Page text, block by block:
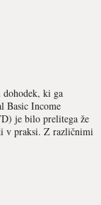
ki ga
Basic Income
je bilo prelitega že
v praksi. Z različnimi